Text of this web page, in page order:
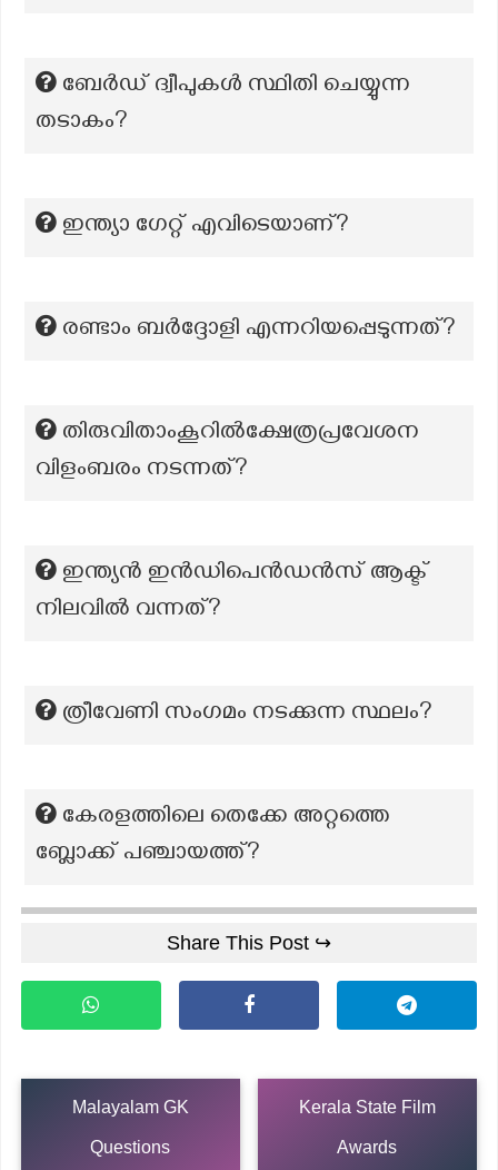
ബേർഡ് ദ്വീപുകൾ സ്ഥിതി ചെയ്യുന്ന
തടാകം?
ഇന്ത്യാ ഗേറ്റ് എവിടെയാണ്?
രണ്ടാം ബർദ്ദോളി എന്നറിയപ്പെടുന്നത്?
തിരുവിതാംകൂറില്‍ക്ഷേത്രപ്രവേശന
വിളംബരം നടന്നത്?
ഇന്ത്യൻ ഇൻഡിപെൻഡൻസ് ആക്ട്
നിലവിൽ വന്നത്?
ത്രീവേണി സംഗമം നടക്കുന്ന സ്ഥലം?
കേരളത്തിലെ തെക്കേ അറ്റത്തെ
ബ്ലോക്ക് പഞ്ചായത്ത്?
Share This Post ↪
Malayalam GK
Questions
Kerala State Film
Awards